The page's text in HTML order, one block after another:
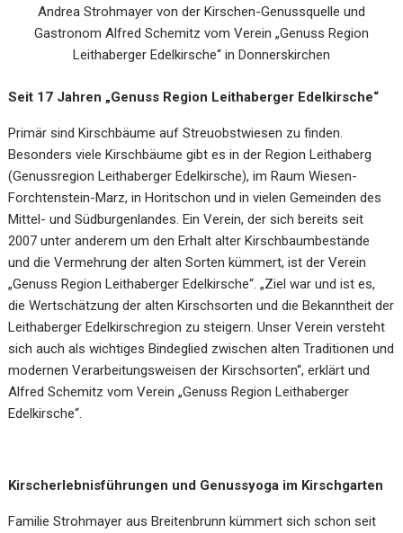
Andrea Strohmayer von der Kirschen-Genussquelle und
Gastronom Alfred Schemitz vom Verein „Genuss Region
Leithaberger Edelkirsche“ in Donnerskirchen
Seit 17 Jahren „Genuss Region Leithaberger Edelkirsche“
Primär sind Kirschbäume auf Streuobstwiesen zu finden.
Besonders viele Kirschbäume gibt es in der Region Leithaberg
(Genussregion Leithaberger Edelkirsche), im Raum Wiesen-
Forchtenstein-Marz, in Horitschon und in vielen Gemeinden des
Mittel- und Südburgenlandes. Ein Verein, der sich bereits seit
2007 unter anderem um den Erhalt alter Kirschbaumbestände
und die Vermehrung der alten Sorten kümmert, ist der Verein
„Genuss Region Leithaberger Edelkirsche“. „Ziel war und ist es,
die Wertschätzung der alten Kirschsorten und die Bekanntheit der
Leithaberger Edelkirschregion zu steigern. Unser Verein versteht
sich auch als wichtiges Bindeglied zwischen alten Traditionen und
modernen Verarbeitungsweisen der Kirschsorten“, erklärt und
Alfred Schemitz vom Verein „Genuss Region Leithaberger
Edelkirsche“.
Kirscherlebnisführungen und Genussyoga im Kirschgarten
Familie Strohmayer aus Breitenbrunn kümmert sich schon seit